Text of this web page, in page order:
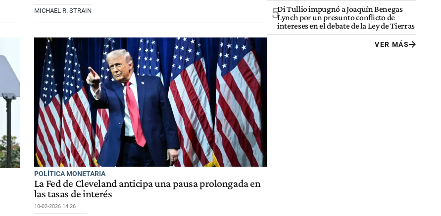
MICHAEL R. STRAIN
POLÍTICA MONETARIA
La Fed de Cleveland anticipa una pausa prolongada en
las tasas de interés
10-02-2026 14:26
5Di Tullio impugnó a Joaquín Benegas
Lynch por un presunto conflicto de
intereses en el debate de la Ley de Tierras
VER MÁS